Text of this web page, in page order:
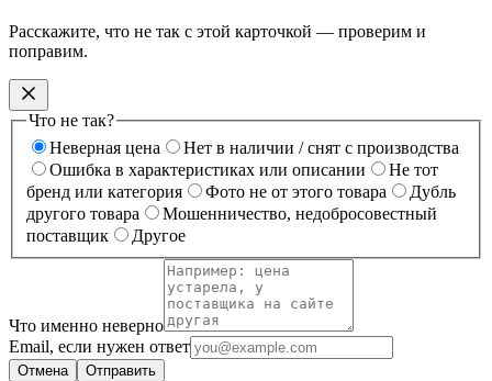
Расскажите, что не так с этой карточкой — проверим и
поправим.
Что не так?
Неверная цена
Нет в наличии / снят с производства
Ошибка в характеристиках или описании
Не тот
бренд или категория
Фото не от этого товара
Дубль
другого товара
Мошенничество, недобросовестный
поставщик
Другое
Что именно неверно
Email, если нужен ответ
Отмена Отправить